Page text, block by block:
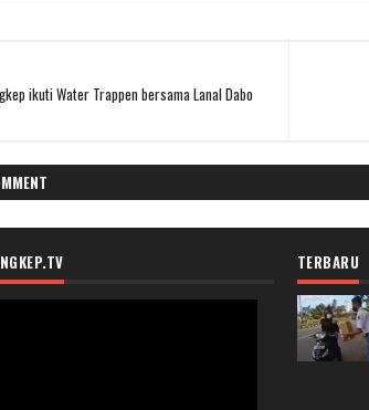
ikuti Water Trappen bersama Lanal Dabo
TERBARU